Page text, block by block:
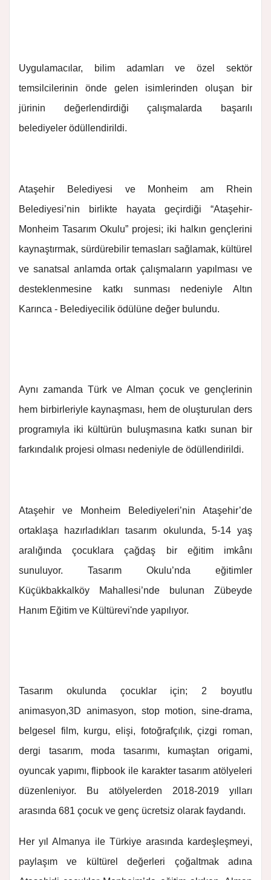
Uygulamacılar, bilim adamları ve özel sektör
temsilcilerinin önde gelen isimlerinden oluşan bir
jürinin değerlendirdiği çalışmalarda başarılı
belediyeler ödüllendirildi.
Ataşehir Belediyesi ve Monheim am Rhein
Belediyesi’nin birlikte hayata geçirdiği “Ataşehir-
Monheim Tasarım Okulu” projesi; iki halkın gençlerini
kaynaştırmak, sürdürebilir temasları sağlamak, kültürel
ve sanatsal anlamda ortak çalışmaların yapılması ve
desteklenmesine katkı sunması nedeniyle Altın
Karınca - Belediyecilik ödülüne değer bulundu.
Aynı zamanda Türk ve Alman çocuk ve gençlerinin
hem birbirleriyle kaynaşması, hem de oluşturulan ders
programıyla iki kültürün buluşmasına katkı sunan bir
farkındalık projesi olması nedeniyle de ödüllendirildi.
Ataşehir ve Monheim Belediyeleri’nin Ataşehir’de
ortaklaşa hazırladıkları tasarım okulunda, 5-14 yaş
aralığında çocuklara çağdaş bir eğitim imkânı
sunuluyor. Tasarım Okulu’nda eğitimler
Küçükbakkalköy Mahallesi’nde bulunan Zübeyde
Hanım Eğitim ve Kültürevi'nde yapılıyor.
Tasarım okulunda çocuklar için; 2 boyutlu
animasyon,3D animasyon, stop motion, sine-drama,
belgesel film, kurgu, elişi, fotoğrafçılık, çizgi roman,
dergi tasarım, moda tasarımı, kumaştan origami,
oyuncak yapımı, flipbook ile karakter tasarım atölyeleri
düzenleniyor. Bu atölyelerden 2018-2019 yılları
arasında 681 çocuk ve genç ücretsiz olarak faydandı.
Her yıl Almanya ile Türkiye arasında kardeşleşmeyi,
paylaşım ve kültürel değerleri çoğaltmak adına